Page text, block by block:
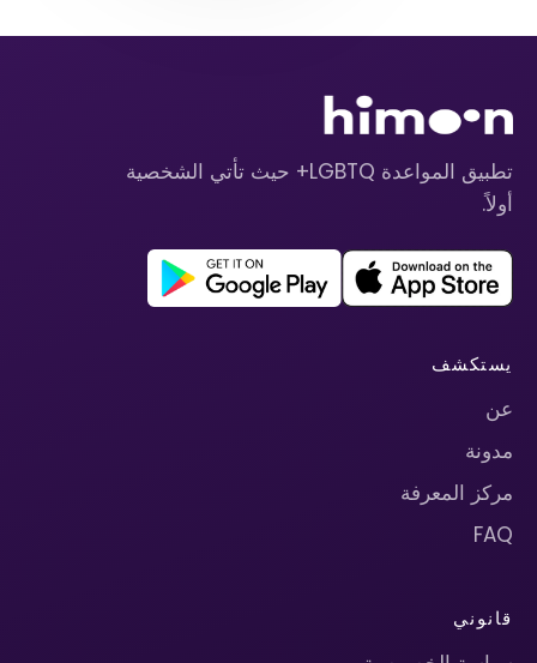
تطبيق المواعدة LGBTQ+ حيث تأتي الشخصية
أولاً.
يستكشف
عن
مدونة
مركز المعرفة
FAQ
قانوني